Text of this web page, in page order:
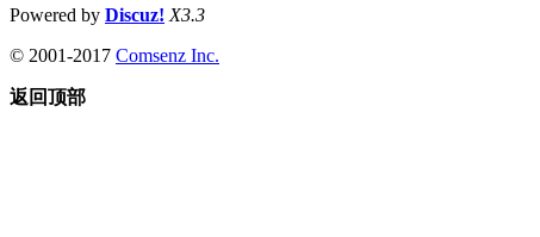
Powered by Discuz! X3.3
© 2001-2017 Comsenz Inc.
返回顶部